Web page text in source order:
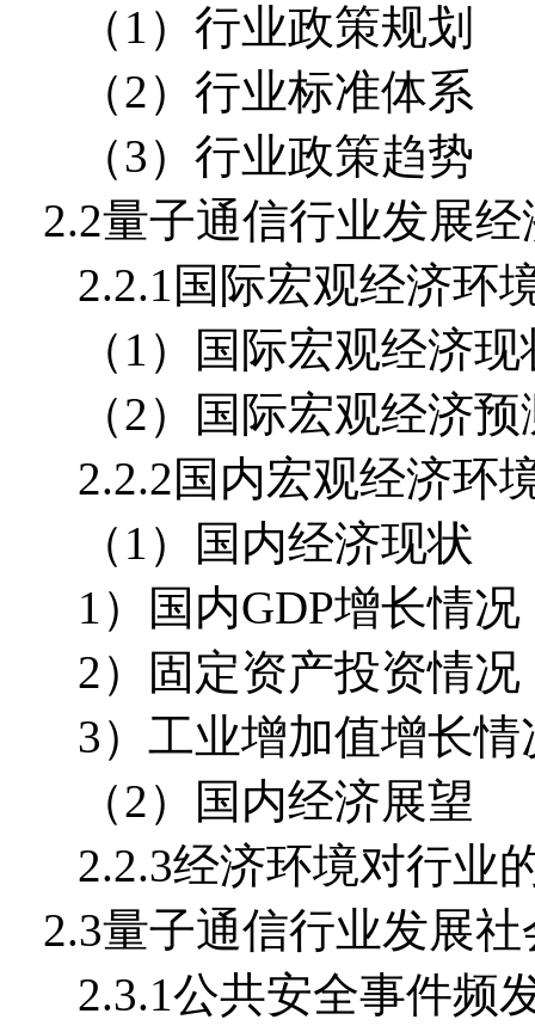
（1）行业政策规划
（2）行业标准体系
（3）行业政策趋势
2.2量子通信行业发展
2.2.1国际宏观经济环
（1）国际宏观经济现
（2）国际宏观经济预
2.2.2国内宏观经济环
（1）国内经济现状
1）国内GDP增长情况
2）固定资产投资情况
3）工业增加值增长情
（2）国内经济展望
2.2.3经济环境对行业
2.3量子通信行业发展
2.3.1公共安全事件频